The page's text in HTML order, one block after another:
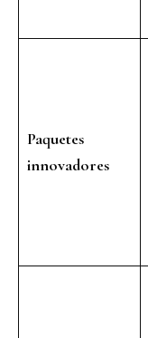
Paquetes
innovadores